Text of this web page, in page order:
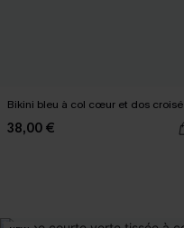
Bikini bleu à col cœur et dos croisé
38,00 €